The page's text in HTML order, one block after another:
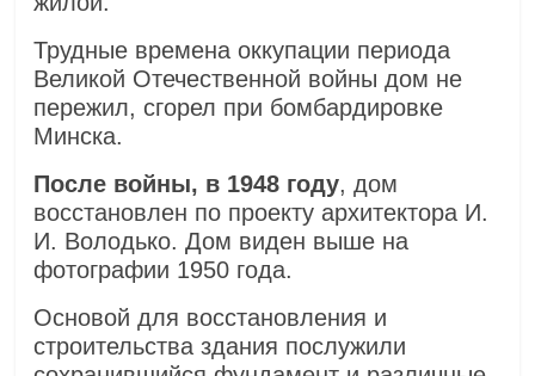
Трудные времена оккупации периода
Великой Отечественной войны дом не
пережил, сгорел при бомбардировке
Минска.
После войны, в 1948 году, дом
восстановлен по проекту архитектора И.
И. Володько. Дом виден выше на
фотографии 1950 года.
Основой для восстановления и
строительства здания послужили